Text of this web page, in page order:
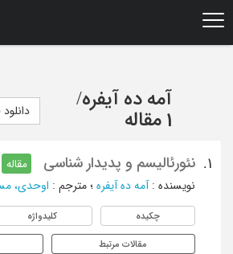
آمه ده آیفره/
1 مقاله
1. نئورئالیسم و پدیدار شناسی
مقاله
نویسنده : آمه ده آیفره ؛ مترجم : اوحدی،
چکیده کلیدواژه
مقالات مرتبط